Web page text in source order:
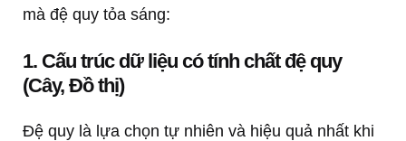
mà đệ quy tỏa sáng:
1. Cấu trúc dữ liệu có tính chất đệ quy
(Cây, Đồ thị)
Đệ quy là lựa chọn tự nhiên và hiệu quả nhất khi